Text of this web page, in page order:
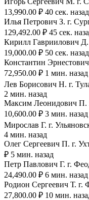
13,990.00 ₽ 40 сек. назад
Илья Петрович З. г.
129,492.00 ₽ 45 сек.
Кирилл Гавриилович Д.
19,000.00 ₽ 50 сек. назад
Константин
72,950.00 ₽ 1 мин. назад
Лев Борисович Н. г.
2 мин. назад
Максим Леонидович П.
10,600.00 ₽ 3 мин. назад
Мирослав Г. г.
4 мин. назад
Олег Сергеевич П. г.
₽ 5 мин. назад
Петр Павлович Г. г.
24,490.00 ₽ 6 мин. назад
Родион Сергеевич Т. г.
27,800.00 ₽ 10 мин.